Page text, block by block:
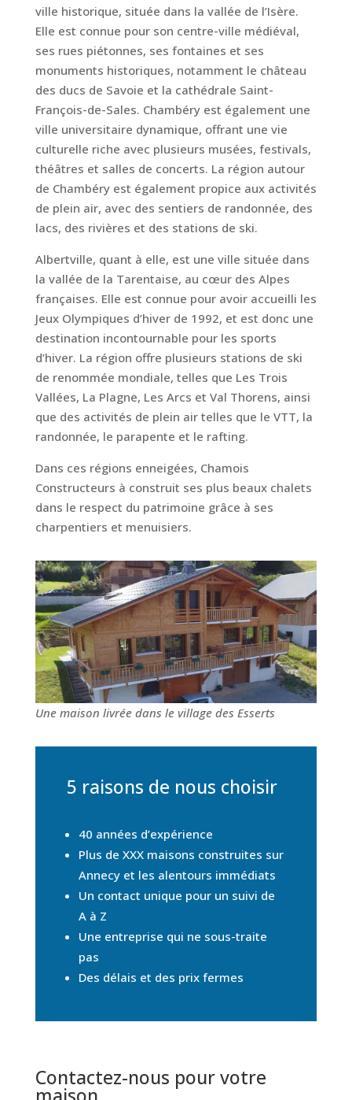
ville historique, située dans la vallée de l’Isère.
Elle est connue pour son centre-ville médiéval,
ses rues piétonnes, ses fontaines et ses
monuments historiques, notamment le château
des ducs de Savoie et la cathédrale Saint-
François-de-Sales. Chambéry est également une
ville universitaire dynamique, offrant une vie
culturelle riche avec plusieurs musées, festivals,
théâtres et salles de concerts. La région autour
de Chambéry est également propice aux activités
de plein air, avec des sentiers de randonnée, des
lacs, des rivières et des stations de ski.
Albertville, quant à elle, est une ville située dans
la vallée de la Tarentaise, au cœur des Alpes
françaises. Elle est connue pour avoir accueilli les
Jeux Olympiques d’hiver de 1992, et est donc une
destination incontournable pour les sports
d’hiver. La région offre plusieurs stations de ski
de renommée mondiale, telles que Les Trois
Vallées, La Plagne, Les Arcs et Val Thorens, ainsi
que des activités de plein air telles que le VTT, la
randonnée, le parapente et le rafting.
Dans ces régions enneigées, Chamois
Constructeurs à construit ses plus beaux chalets
dans le respect du patrimoine grâce à ses
charpentiers et menuisiers.
Une maison livrée dans le village des Esserts
5 raisons de nous choisir
40 années d’expérience
Plus de XXX maisons construites sur
Annecy et les alentours immédiats
Un contact unique pour un suivi de
A à Z
Une entreprise qui ne sous-traite
pas
Des délais et des prix fermes
Contactez-nous pour votre